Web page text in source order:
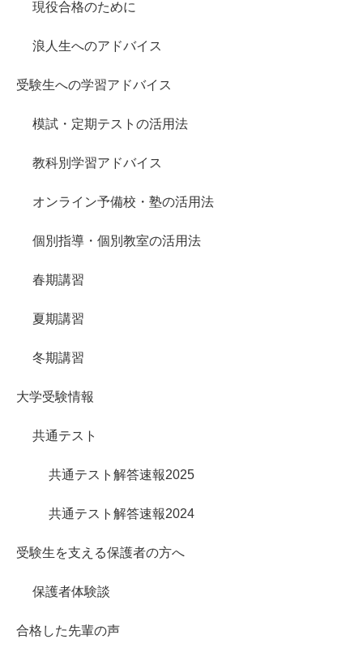
現役合格のために
浪人生へのアドバイス
受験生への学習アドバイス
模試・定期テストの活用法
教科別学習アドバイス
オンライン予備校・塾の活用法
個別指導・個別教室の活用法
春期講習
夏期講習
冬期講習
大学受験情報
共通テスト
共通テスト解答速報2025
共通テスト解答速報2024
受験生を支える保護者の方へ
保護者体験談
合格した先輩の声